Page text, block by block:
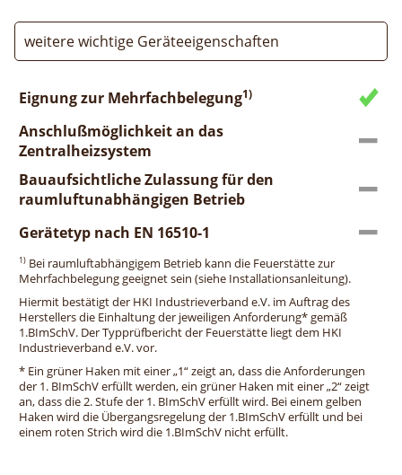
weitere wichtige Geräteeigenschaften
Eignung zur Mehrfachbelegung1)
Anschlußmöglichkeit an das
Zentralheizsystem
Bauaufsichtliche Zulassung für den
raumluftunabhängigen Betrieb
Gerätetyp nach EN 16510-1
1) Bei raumluftabhängigem Betrieb kann die Feuerstätte zur
Mehrfachbelegung geeignet sein (siehe Installationsanleitung).
Hiermit bestätigt der HKI Industrieverband e.V. im Auftrag des
Herstellers die Einhaltung der jeweiligen Anforderung* gemäß
1.BImSchV. Der Typprüfbericht der Feuerstätte liegt dem HKI
Industrieverband e.V. vor.
* Ein grüner Haken mit einer „1“ zeigt an, dass die Anforderungen
der 1. BImSchV erfüllt werden, ein grüner Haken mit einer „2“ zeigt
an, dass die 2. Stufe der 1. BImSchV erfüllt wird. Bei einem gelben
Haken wird die Übergangsregelung der 1.BImSchV erfüllt und bei
einem roten Strich wird die 1.BImSchV nicht erfüllt.